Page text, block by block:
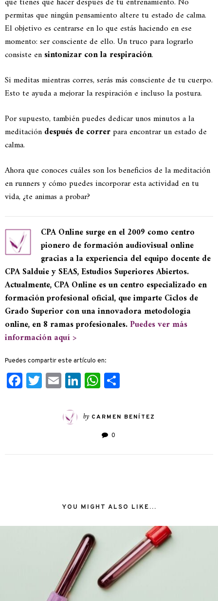
permitas que ningún pensamiento altere tu estado de calma.
El objetivo es centrarse en lo que estás haciendo en ese
momento: ser consciente de ello. Un truco para lograrlo
consiste ensintonizar con la respiración.
Si meditas mientras corres, serás más consciente de tu cuerpo.
Esto te ayuda a mejorar la respiración e incluso la postura.
Por supuesto, también puedes dedicar unos minutos a la
meditacióndespués de correrpara encontrar un estado de
calma.
Ahora que conoces cuáles son los beneficios de la meditación
en runners y cómo puedes incorporar esta actividad en tu
vida, ¿te animas a probar?
CPA Online surge en el 2009 como centro
pionero de formación audiovisual online
gracias a la experiencia del equipo docente de
CPA Salduie y SEAS, Estudios Superiores Abiertos.
Actualmente, CPA Online es un centro especializado en
formación profesional oficial, que imparte Ciclos de
Grado Superior con una innovadora metodología
online, en 8 ramas profesionales.Puedes ver más
información aquí >
Puedes compartir este artículo en:
Facebook
Twitter
EmailLinkedIn
WhatsApp
by CARMEN BENÍTEZ
0
YOU MIGHT ALSO LIKE...